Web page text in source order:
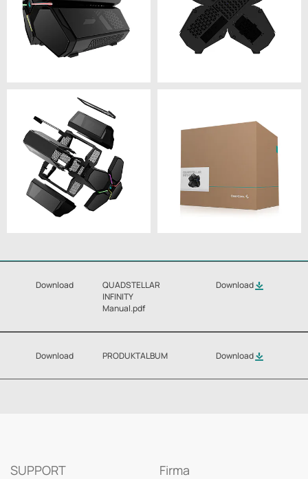
Download
QUADSTELLAR
INFINITY
Manual.pdf
Download
Download PRODUKTALBUM Download
SUPPORT Firma